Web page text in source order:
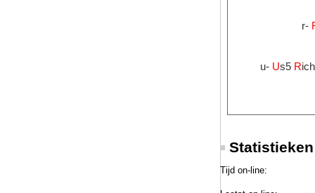
r-
u- Us5 R
Tijd on-line: